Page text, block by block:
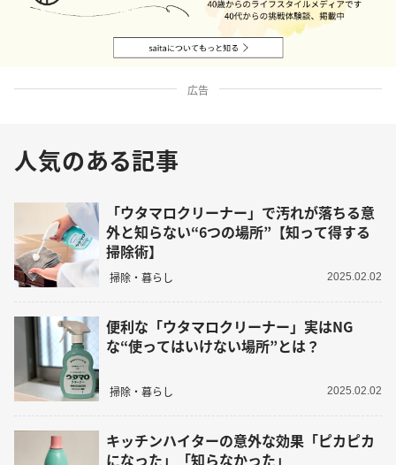
広告
人気のある記事
「ウタマロクリーナー」で汚れが落ちる意
外と知らない“6つの場所”【知って得する
掃除術】
掃除・暮らし 2025.02.02
便利な「ウタマロクリーナー」実はNG
な“使ってはいけない場所”とは？
掃除・暮らし 2025.02.02
キッチンハイターの意外な効果「ピカピカ
になった」「知らなかった」